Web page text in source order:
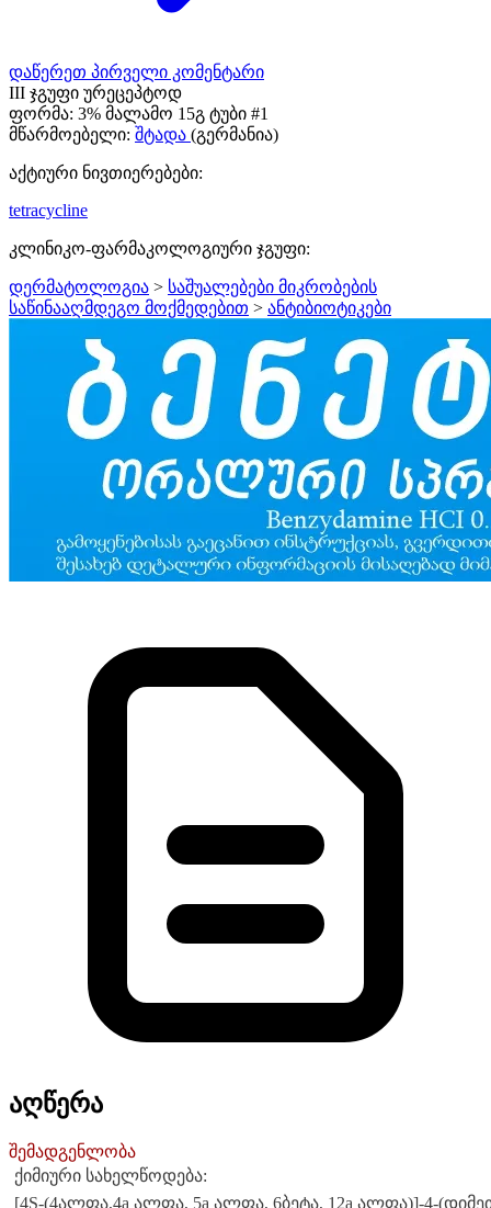
დაწერეთ პირველი კომენტარი
III ჯგუფი ურეცეპტოდ
ფორმა: 3% მალამო 15გ ტუბი #1
მწარმოებელი: შტადა (გერმანია)
აქტიური ნივთიერებები:
tetracycline
კლინიკო-ფარმაკოლოგიური ჯგუფი:
დერმატოლოგია > საშუალებები მიკრობების
საწინააღმდეგო მოქმედებით > ანტიბიოტიკები
აღწერა
შემადგენლობა
ქიმიური სახელწოდება:
[4S-(4ალფა,4a ალფა, 5a ალფა, 6ბეტა, 12a ალფა)]-4-